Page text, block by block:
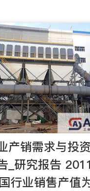
产销需求与投
_研究报告
行业销售产值